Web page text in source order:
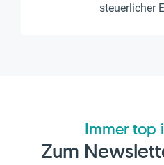
steuerlicher
Immer top
Zum